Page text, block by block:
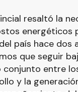
resaltó la
energéticos
país hace dos
que seguir
entre
y la